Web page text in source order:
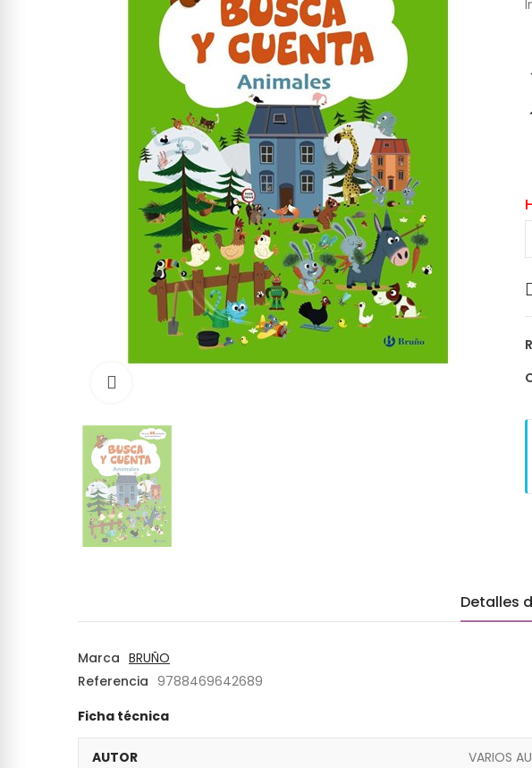
Detalles
Marca BRUÑO
Referencia 9788469642689
Ficha técnica
AUTOR VARIOS